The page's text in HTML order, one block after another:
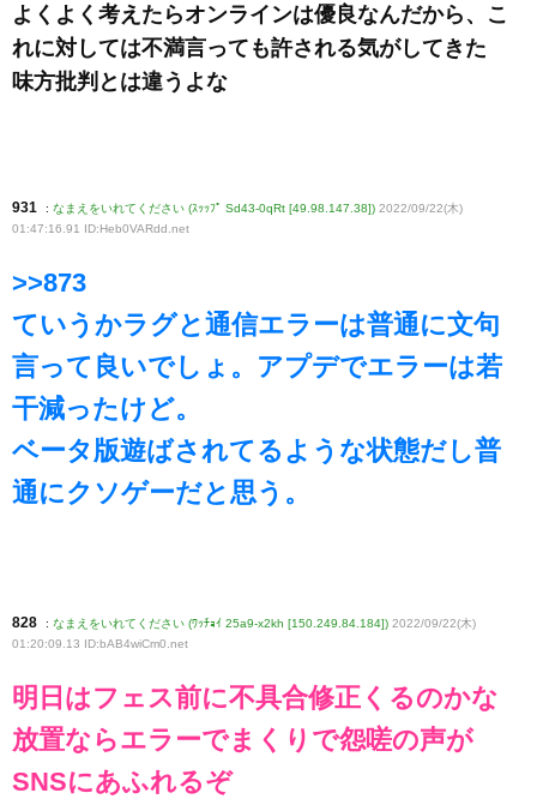
よくよく考えたらオンラインは優良なんだから、こ
れに対しては不満言っても許される気がしてきた
味方批判とは違うよな
931 : なまえをいれてください (ｽｯｯﾌﾟ Sd43-0qRt [49.98.147.38]) 2022/09/22(木)
01:47:16.91 ID:Heb0VARdd .net
>>873
ていうかラグと通信エラーは普通に文句
言って良いでしょ。アプデでエラーは若
干減ったけど。
ベータ版遊ばされてるような状態だし普
通にクソゲーだと思う。
828 : なまえをいれてください (ﾜｯﾁｮｲ 25a9-x2kh [150.249.84.184]) 2022/09/22(木)
01:20:09.13 ID:bAB4wiCm0 .net
明日はフェス前に不具合修正くるのかな
放置ならエラーでまくりで怨嗟の声が
SNSにあふれるぞ